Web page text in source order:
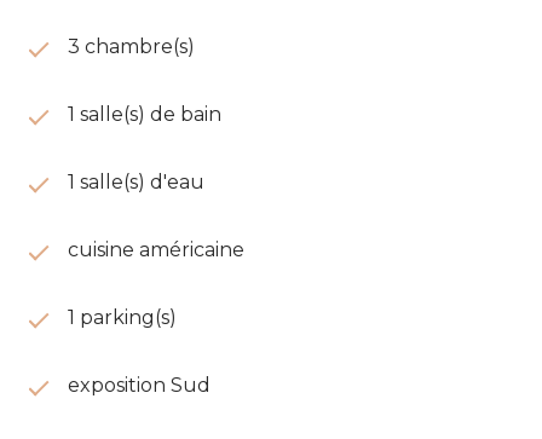
3 chambre(s)
1 salle(s) de bain
1 salle(s) d'eau
cuisine américaine
1 parking(s)
exposition Sud